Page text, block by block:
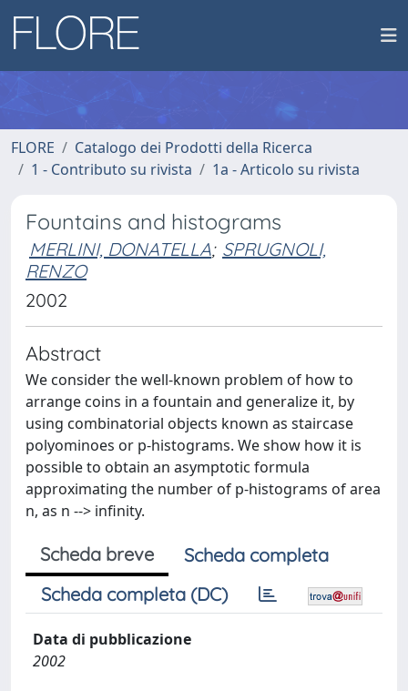
FLORE
Catalogo dei Prodotti della Ricerca
1 - Contributo su rivista
1a - Articolo su rivista
Fountains and histograms
MERLINI, DONATELLA; SPRUGNOLI,
RENZO
2002
Abstract
We consider the well-known problem of how to
arrange coins in a fountain and generalize it, by
using combinatorial objects known as staircase
polyominoes or p-histograms. We show how it is
possible to obtain an asymptotic formula
approximating the number of p-histograms of area
n, as n --> infinity.
Scheda breve
Scheda completa
Scheda completa (DC)
Data di pubblicazione
2002